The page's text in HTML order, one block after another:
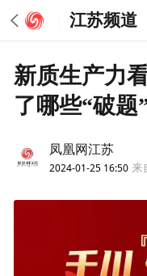
江苏频道
新质生产力
了哪些“破题
凤凰网江苏
2024-01-25 16:50 来